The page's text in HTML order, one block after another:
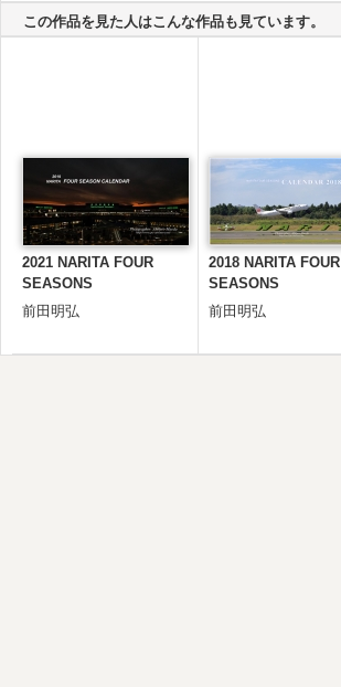
この作品を見た人はこんな作品も見ています。
2021 NARITA FOUR
SEASONS
前田明弘
2018 NARITA FOUR
SEASONS
前田明弘